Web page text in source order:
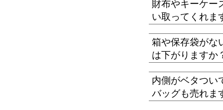
財布やキーケー
い取ってくれま
箱や保存袋がな
は下がりますか
内側がベタつい
バッグも売れま